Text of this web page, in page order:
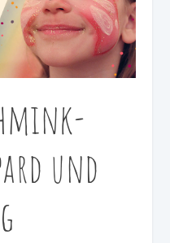
und